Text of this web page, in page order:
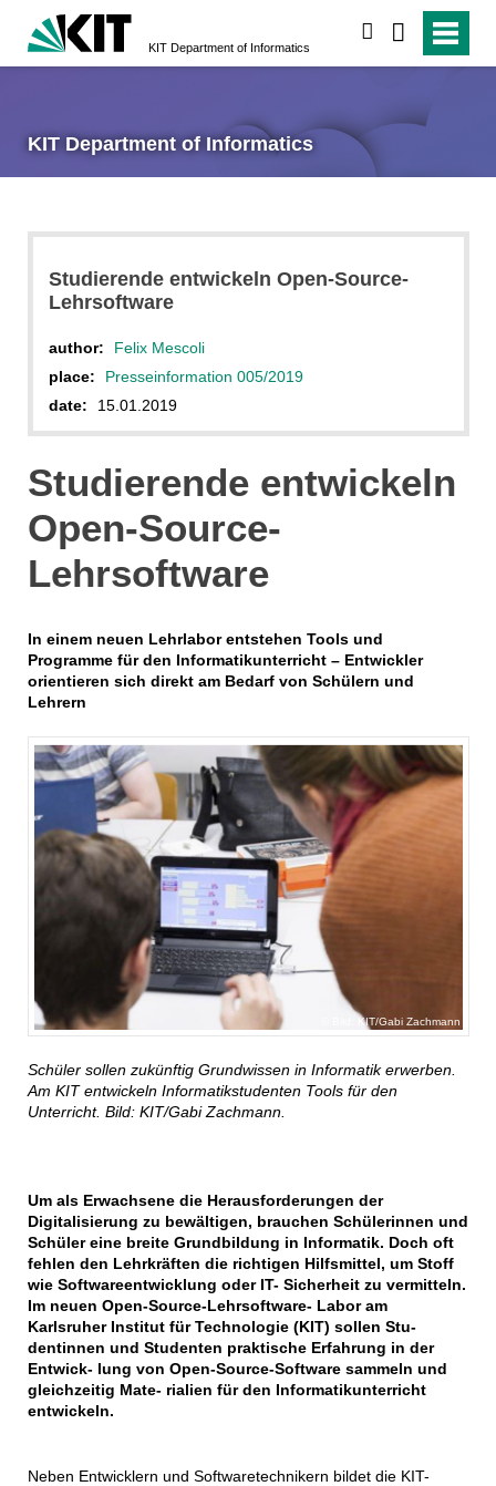
KIT Department of Informatics
KIT Department of Informatics
Studierende entwickeln Open-Source-
Lehrsoftware
author:
Felix Mescoli
place:
Presseinformation 005/2019
date:
15.01.2019
Studierende entwickeln
Open-Source-
Lehrsoftware
In einem neuen Lehrlabor entstehen Tools und
Programme für den Informatikunterricht – Entwickler
orientieren sich direkt am Bedarf von Schülern und
Lehrern
Bild: KIT/Gabi Zachmann
Schüler sollen zukünftig Grundwissen in Informatik erwerben.
Am KIT entwickeln Informatikstudenten Tools für den
Unterricht. Bild: KIT/Gabi Zachmann.
Um als Erwachsene die Herausforderungen der
Digitalisierung zu bewältigen, brauchen Schülerinnen und
Schüler eine breite Grundbildung in Informatik. Doch oft
fehlen den Lehrkräften die richtigen Hilfsmittel, um Stoff
wie Softwareentwicklung oder IT- Sicherheit zu vermitteln.
Im neuen Open-Source-Lehrsoftware- Labor am
Karlsruher Institut für Technologie (KIT) sollen Stu-
dentinnen und Studenten praktische Erfahrung in der
Entwick- lung von Open-Source-Software sammeln und
gleichzeitig Mate- rialien für den Informatikunterricht
entwickeln.
Neben Entwicklern und Softwaretechnikern bildet die KIT-